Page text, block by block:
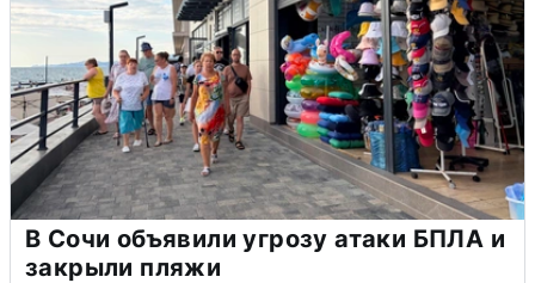
В Сочи объявили угрозу атаки БПЛА и
закрыли пляжи